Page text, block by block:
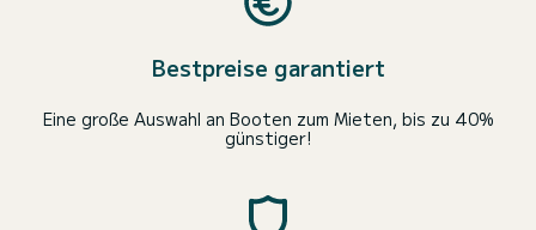
Bestpreise garantiert
Eine große Auswahl an Booten zum Mieten, bis zu 40%
günstiger!